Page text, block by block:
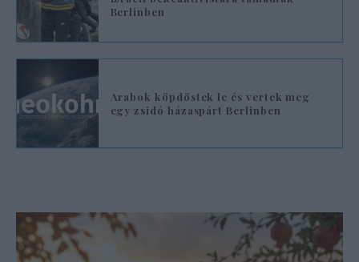
Berlinben
Arabok köpdöstek le és vertek meg
egy zsidó házaspárt Berlinben